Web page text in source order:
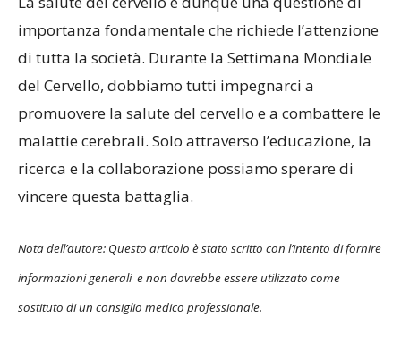
importanza fondamentale che richiede l’attenzione
di tutta la società. Durante la Settimana Mondiale
del Cervello, dobbiamo tutti impegnarci a
promuovere la salute del cervello e a combattere le
malattie cerebrali. Solo attraverso l’educazione, la
ricerca e la collaborazione possiamo sperare di
vincere questa battaglia.
Nota dell’autore: Questo articolo è stato scritto con l’intento di fornire
informazioni generali e non dovrebbe essere utilizzato come
sostituto di un consiglio medico professionale.